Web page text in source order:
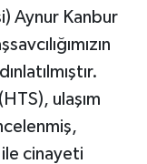
Aynur Kanbur
ulaşım
ile cinayeti